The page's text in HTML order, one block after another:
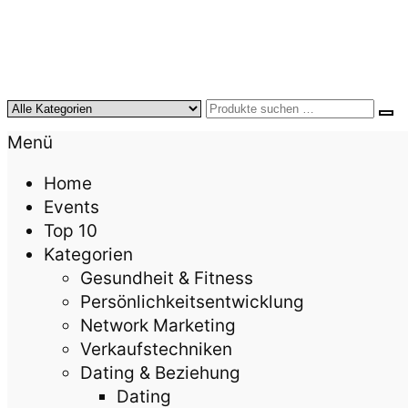
KursTipps.de
Weil Weiterbildung die beste Investition für mehr
Menü
Home
Events
Top 10
Kategorien
Gesundheit & Fitness
Persönlichkeitsentwicklung
Network Marketing
Verkaufstechniken
Dating & Beziehung
Dating